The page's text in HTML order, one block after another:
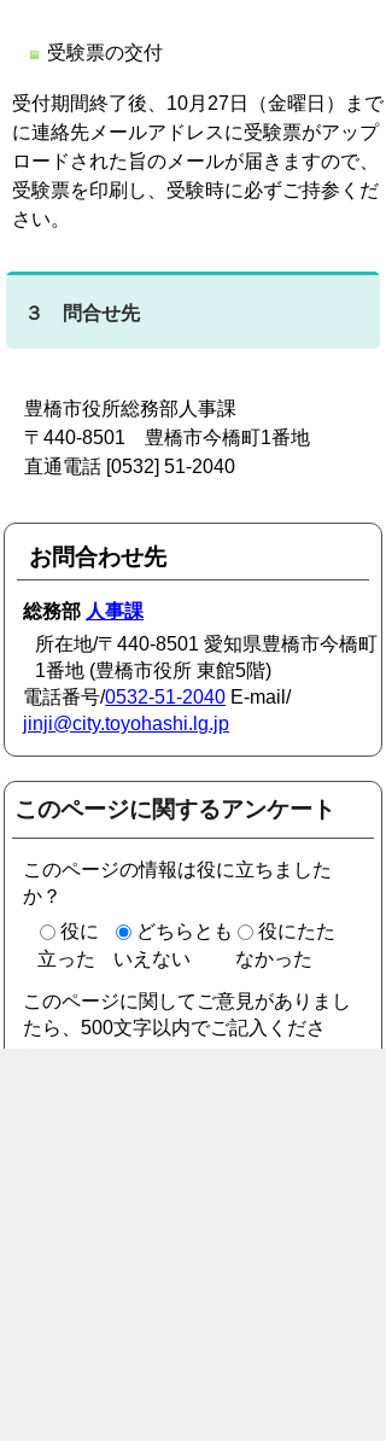
受験票の交付
受付期間終了後、10月27日（金曜日）まで
に連絡先メールアドレスに受験票がアップ
ロードされた旨のメールが届きますので、
受験票を印刷し、受験時に必ずご持参くだ
さい。
３ 問合せ先
豊橋市役所総務部人事課
〒440-8501 豊橋市今橋町1番地
直通電話 [0532] 51-2040
お問合わせ先
総務部 人事課
所在地/〒440-8501 愛知県豊橋市今橋町
1番地 (豊橋市役所 東館5階)
電話番号/0532-51-2040 E-mail/
jinji@city.toyohashi.lg.jp
このページに関するアンケート
このページの情報は役に立ちました
か？
役に
立った
どちらとも
いえない
役にたた
なかった
このページに関してご意見がありまし
たら、500文字以内でご記入くださ